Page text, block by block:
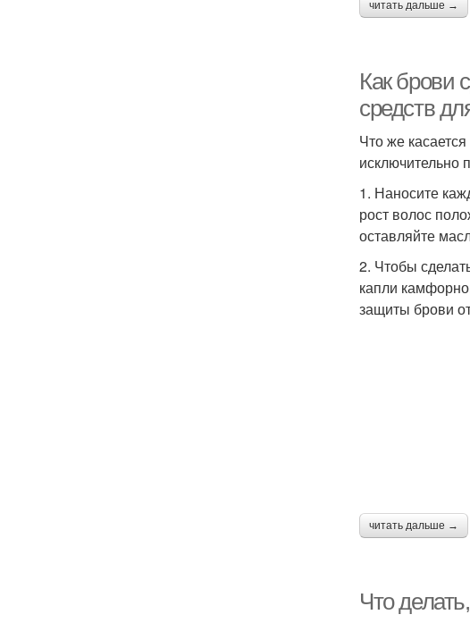
читать дальше →
Как брови
средств
Что же
исключительно
1. Наносите
рост волос
оставляйте
2. Чтобы
капли
защиты брови
читать дальше →
Что